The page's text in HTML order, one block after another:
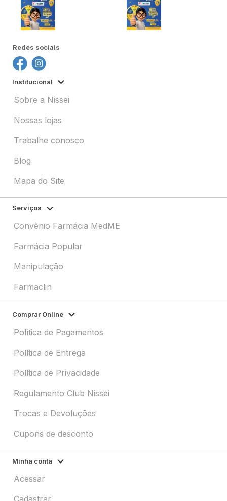
Redes sociais
Institucional
Sobre a Nissei
Nossas lojas
Trabalhe conosco
Blog
Mapa do Site
Serviços
Convênio Farmácia MedME
Farmácia Popular
Manipulação
Farmaclin
Comprar Online
Política de Pagamentos
Política de Entrega
Política de Privacidade
Regulamento Club Nissei
Trocas e Devoluções
Cupons de desconto
Minha conta
Acessar